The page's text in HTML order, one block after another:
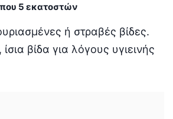
5 εκατοστών
ή στραβές βίδες.
βίδα για λόγους υγιεινής